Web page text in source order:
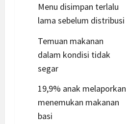
Menu disimpan terlalu
lama sebelum distribusi
Temuan makanan
dalam kondisi tidak
segar
19,9% anak melaporkan
menemukan makanan
basi